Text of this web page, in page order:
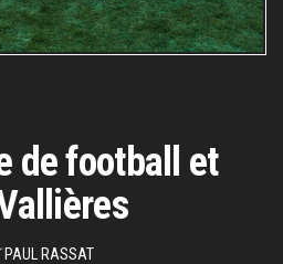
de football et
PAUL RASSAT